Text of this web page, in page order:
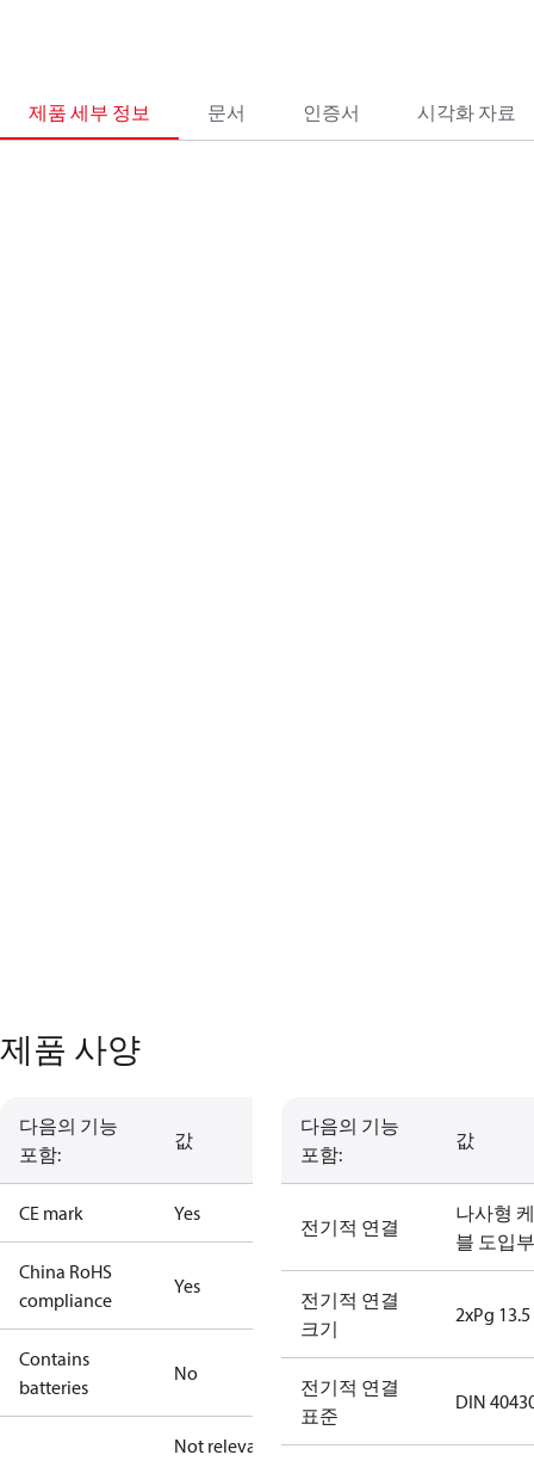
제품 세부 정보 문서 인증서 시각화 자료
제품 사양
다음의 기능
포함:
값
CE mark Yes
China RoHS
compliance
Yes
Contains
batteries
No
Not relevant
다음의 기능
포함:
값
전기적 연결
나사형
블 도입부
전기적 연결
크기
2xPg 13.5
전기적 연결
표준
DIN